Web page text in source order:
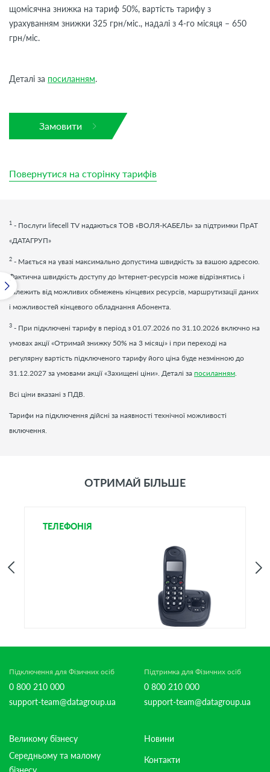
щомісячна знижка на тариф 50%, вартість тарифу з
урахуванням знижки 325 грн/міс., надалі з 4-го місяця – 650
грн/міс.
Деталі за посиланням.
Замовити
Повернутися на сторінку тарифів
1 - Послуги lifecell TV надаються ТОВ «ВОЛЯ-КАБЕЛЬ» за підтримки ПрАТ
«ДАТАГРУП»
2 - Мається на увазі максимально допустима швидкість за вашою адресою.
Фактична швидкість доступу до Інтернет-ресурсів може відрізнятись і
залежить від можливих обмежень кінцевих ресурсів, маршрутизації даних
і можливостей кінцевого обладнання Абонента.
3 - При підключені тарифу в період з 01.07.2026 по 31.10.2026 включно на
умовах акції «Отримай знижку 50% на 3 місяці» і при переході на
регулярну вартість підключеного тарифу його ціна буде незмінною до
31.12.2027 за умовами акції «Захищені ціни». Деталі за посиланням
Всі ціни вказані з ПДВ.
Тарифи на підключення дійсні за наявності технічної можливості
включення.
ОТРИМАЙ БІЛЬШЕ
ТЕЛЕФОНІЯ
Підключення для Фізичних осіб
0 800 210 000
support-team@datagroup.ua
Підтримка для Фізичних осіб
0 800 210 000
support-team@datagroup.ua
Великому бізнесу
Середньому та малому
бізнесу
Новини
Контакти